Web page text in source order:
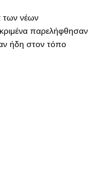
των νέων
παρελήφθησαν
ήδη στον τόπο